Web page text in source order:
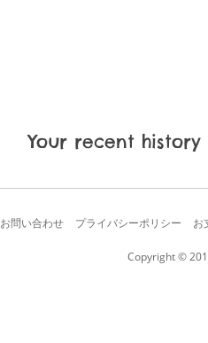
Your recent history
お問い合わせ プライバシーポリシー お
Copyright ©